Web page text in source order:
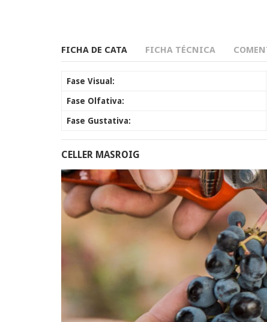
FICHA DE CATA FICHA TÉCNICA
Fase Visual:
Fase Olfativa:
Fase Gustativa:
CELLER MASROIG